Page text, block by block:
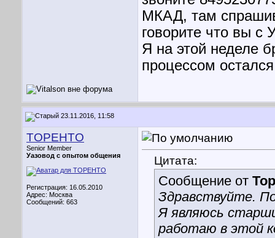
МКАД, там
говорите что вы с
Я на этой неделе
процессом
23.11.2016, 11:58
TOPEHTO
Senior Member
Уазовод с опытом общения
Регистрация: 16.05.2010
Адрес: Москва
Сообщений: 663
Цитата:
Сообщение от
Здравствуйте.
Я являюсь
работаю в этой